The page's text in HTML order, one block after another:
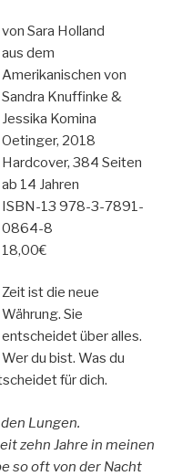
von Sara Holland
aus dem
Amerikanischen von
Sandra Knuffinke &
Jessika Komina
Oetinger, 2018
Hardcover, 384 Seiten
ab 14 Jahren
ISBN-13 978-3-7891-
0864-8
18,00€
Zeit ist die neue
Währung. Sie
entscheidet über alles.
Wer du bist. Was du
für dich.
Lungen.
zehn Jahre in meinen
so oft von der Nacht